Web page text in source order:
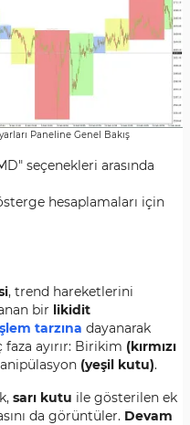
Paneline Genel Bakış
seçenekleri arasında
hesaplamaları için
, trend hareketlerini
bir likidit
tarzına dayanarak
ayırır: Birikim (kırmızı
(yeşil kutu).
sarı kutu ile gösterilen ek
da görüntüler. Devam